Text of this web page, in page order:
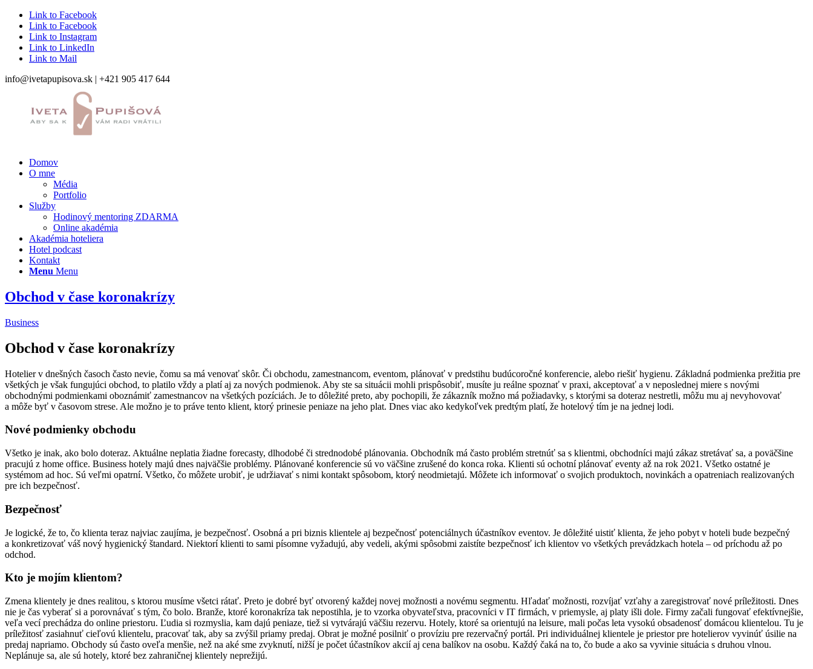
Link to Facebook
Link to Facebook
Link to Instagram
Link to LinkedIn
Link to Mail
info@ivetapupisova.sk | +421 905 417 644
Domov
O mne
Média
Portfolio
Služby
Hodinový mentoring ZDARMA
Online akadémia
Akadémia hoteliera
Hotel podcast
Kontakt
Menu Menu
Obchod v čase koronakrízy
Business
Obchod v čase koronakrízy
Hotelier v dnešných časoch často nevie, čomu sa má venovať skôr. Či obchodu, zamestnancom, eventom, plánovať v predstihu budúcoročné konferencie, alebo riešiť hygienu. Základná podmienka prežitia pre
všetkých je však fungujúci obchod, to platilo vždy a platí aj za nových podmienok. Aby ste sa situácii mohli prispôsobiť, musíte ju reálne spoznať v praxi, akceptovať a v neposlednej miere s novými
obchodnými podmienkami oboznámiť zamestnancov na všetkých pozíciách. Je to dôležité preto, aby pochopili, že zákazník možno má požiadavky, s ktorými sa doteraz nestretli, môžu mu aj nevyhovovať
a môže byť v časovom strese. Ale možno je to práve tento klient, ktorý prinesie peniaze na jeho plat. Dnes viac ako kedykoľvek predtým platí, že hotelový tím je na jednej lodi.
Nové podmienky obchodu
Všetko je inak, ako bolo doteraz. Aktuálne neplatia žiadne forecasty, dlhodobé či strednodobé plánovania. Obchodník má často problém stretnúť sa s klientmi, obchodníci majú zákaz stretávať sa, a poväčšine
pracujú z home office. Business hotely majú dnes najväčšie problémy. Plánované konferencie sú vo väčšine zrušené do konca roka. Klienti sú ochotní plánovať eventy až na rok 2021. Všetko ostatné je
systémom ad hoc. Sú veľmi opatrní. Všetko, čo môžete urobiť, je udržiavať s nimi kontakt spôsobom, ktorý neodmietajú. Môžete ich informovať o svojich produktoch, novinkách a opatreniach realizovaných
pre ich bezpečnosť.
Bezpečnosť
Je logické, že to, čo klienta teraz najviac zaujíma, je bezpečnosť. Osobná a pri biznis klientele aj bezpečnosť potenciálnych účastníkov eventov. Je dôležité uistiť klienta, že jeho pobyt v hoteli bude bezpečný
a konkretizovať váš nový hygienický štandard. Niektorí klienti to sami písomne vyžadujú, aby vedeli, akými spôsobmi zaistíte bezpečnosť ich klientov vo všetkých prevádzkach hotela – od príchodu až po
odchod.
Kto je mojím klientom?
Zmena klientely je dnes realitou, s ktorou musíme všetci rátať. Preto je dobré byť otvorený každej novej možnosti a novému segmentu. Hľadať možnosti, rozvíjať vzťahy a zaregistrovať nové príležitosti. Dnes
nie je čas vyberať si a porovnávať s tým, čo bolo. Branže, ktoré koronakríza tak nepostihla, je to vzorka obyvateľstva, pracovníci v IT firmách, v priemysle, aj platy išli dole. Firmy začali fungovať efektívnejšie,
veľa vecí prechádza do online priestoru. Ľudia si rozmyslia, kam dajú peniaze, tiež si vytvárajú väčšiu rezervu. Hotely, ktoré sa orientujú na leisure, mali počas leta vysokú obsadenosť domácou klientelou. Tu je
príležitosť zasiahnuť cieľovú klientelu, pracovať tak, aby sa zvýšil priamy predaj. Obrat je možné posilniť o províziu pre rezervačný portál. Pri individuálnej klientele je priestor pre hotelierov vyvinúť úsilie na
predaj napriamo. Obchody sú často oveľa menšie, než na aké sme zvyknutí, nižší je počet účastníkov akcií aj cena balíkov na osobu. Každý čaká na to, čo bude a ako sa vyvinie situácia s druhou vlnou.
Neplánuje sa, ale sú hotely, ktoré bez zahraničnej klientely neprežijú.